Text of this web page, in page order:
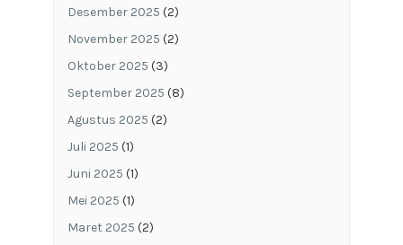
Desember 2025 (2)
November 2025 (2)
Oktober 2025 (3)
September 2025 (8)
Agustus 2025 (2)
Juli 2025 (1)
Juni 2025 (1)
Mei 2025 (1)
Maret 2025 (2)